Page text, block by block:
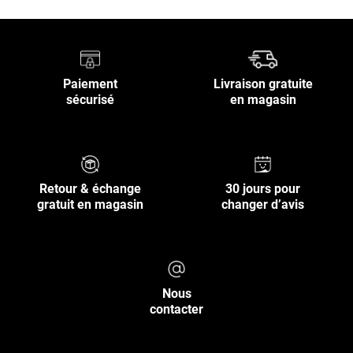
Paiement
sécurisé
Livraison gratuite
en magasin
Retour & échange
gratuit en magasin
30 jours pour
changer d’avis
Nous
contacter